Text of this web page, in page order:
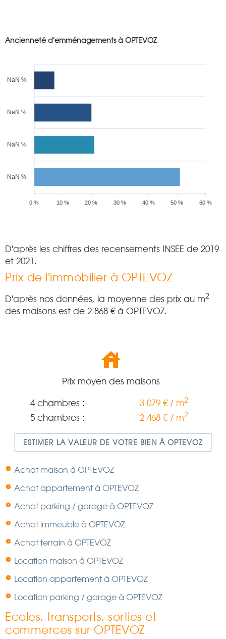
Ancienneté d'emménagements à OPTEVOZ
NaN %
NaN %
NaN %
NaN %
60 %
50 %
40 %
30 %
20 %
10 %
0 %
D'après les chiffres des recensements INSEE de 2019
et 2021.
Prix de l'immobilier à OPTEVOZ
D'après nos données, la moyenne des prix au m2
des maisons est de 2 868 € à OPTEVOZ.
Prix moyen des maisons
4 chambres : 3 079 € / m2
5 chambres : 2 468 € / m2
ESTIMER LA VALEUR DE VOTRE BIEN À OPTEVOZ
Achat maison à OPTEVOZ
Achat appartement à OPTEVOZ
Achat parking / garage à OPTEVOZ
Achat immeuble à OPTEVOZ
Achat terrain à OPTEVOZ
Location maison à OPTEVOZ
Location appartement à OPTEVOZ
Location parking / garage à OPTEVOZ
Ecoles, transports, sorties et
commerces sur OPTEVOZ